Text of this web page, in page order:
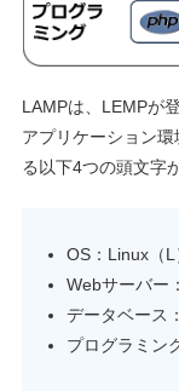
LAMPは、LEMPが
アプリケーション
る以下4つの頭文字
OS：Linux（L
Webサーバー
データベース
プログラミン